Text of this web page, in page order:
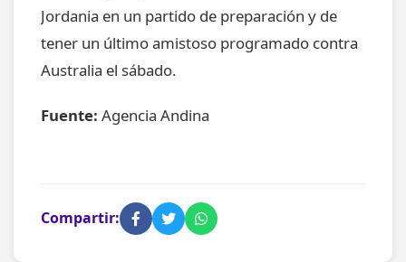
Jordania en un partido de preparación y de
tener un último amistoso programado contra
Australia el sábado.
Fuente: Agencia Andina
Compartir: